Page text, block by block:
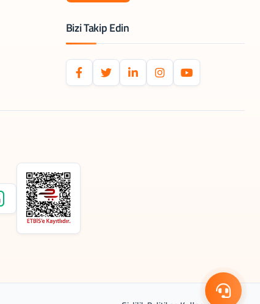
Bizi Takip Edin